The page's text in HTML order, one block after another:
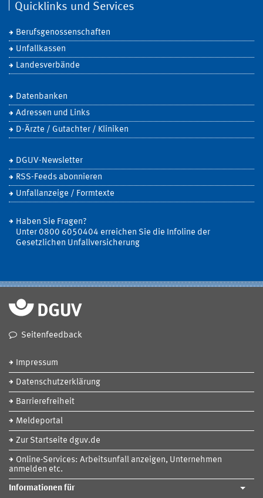
Quicklinks und Services
Berufsgenossenschaften
Unfallkassen
Landesverbände
Datenbanken
Adressen und Links
D-Ärzte / Gutachter / Kliniken
DGUV-Newsletter
RSS-Feeds abonnieren
Unfallanzeige / Formtexte
Haben Sie Fragen?
Unter 0800 6050404 erreichen Sie die Infoline der
Gesetzlichen Unfallversicherung
Seitenfeedback
Impressum
Datenschutzerklärung
Barrierefreiheit
Meldeportal
Zur Startseite dguv.de
Online-Services: Arbeitsunfall anzeigen, Unternehmen
anmelden etc.
Informationen für